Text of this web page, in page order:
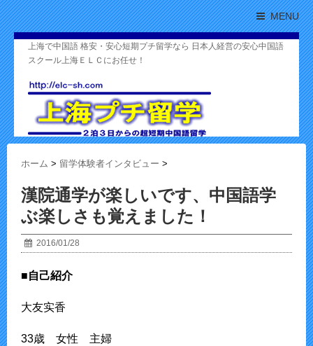
MENU
上海で中国語 格安・安心短期プチ留学なら 日本人経営の安心中国語
スクール上海ＥＬＣにお任せ！
ホーム > 留学体験者インタビュー >
漢院通学が楽しいです、中国語学
ぶ楽しさも覚えました！
2016/01/28
■自己紹介
大友实香
33歳 女性 主婦